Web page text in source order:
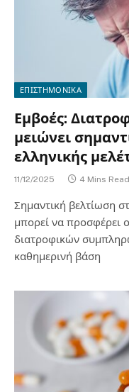
ΕΠΙΣΤΗΜΟΝΙΚΑ
Εμβοές:
μειώνει
ελληνικής
11/12/2025 4 Mins Read
Σημαντική βελτίωση
μπορεί να προσφέρει
διατροφικών
καθημερινή βάση